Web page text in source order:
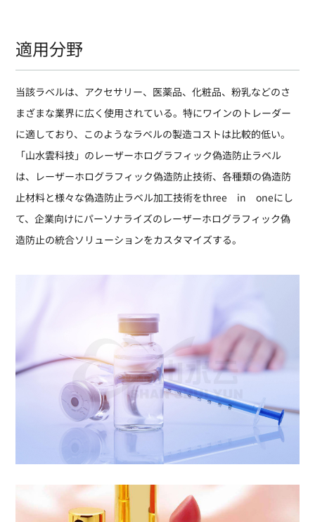
適用分野
当該ラベルは、アクセサリー、医薬品、化粧品、粉乳などのさ
まざまな業界に広く使用されている。特にワインのトレーダー
に適しており、このようなラベルの製造コストは比較的低い。
「山水雲科技」のレーザーホログラフィック偽造防止ラベル
は、レーザーホログラフィック偽造防止技術、各種類の偽造防
止材料と様々な偽造防止ラベル加工技術をthree in oneにし
て、企業向けにパーソナライズのレーザーホログラフィック偽
造防止の統合ソリューションをカスタマイズする。